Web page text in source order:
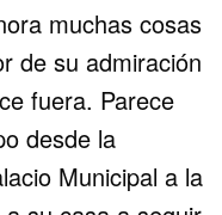
muchas cosas
de su admiración
fuera. Parece
desde la
Municipal a la